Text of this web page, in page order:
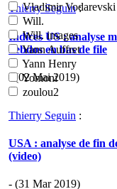
Vladimir Vodarevski
Will.
Will. images
Yann Auffret
Yann Henry
Yomoni
zoulou2
Thierry Seguin:
Indices US : analyse
hebdos en bas de file
- (02 Mai 2019)
Thierry Seguin :
USA : analyse de fin
(video)
- (31 Mar 2019)